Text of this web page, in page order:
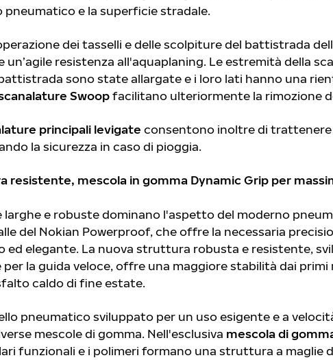
pneumatico e la superficie stradale.
dei tasselli e delle scolpiture del battistrada
un’agile resistenza all'aquaplaning. Le estremità della
sono state allargate e i loro lati hanno una
Swoopfacilitano ulteriormente la rimozione
principali levigate consentono inoltre di
la sicurezza in caso di pioggia.
resistente, mescola in gomma Dynamic Grip per
e robuste dominano l'aspetto del moderno
del Nokian Powerproof, che offre la necessaria
ed elegante. La nuova struttura robusta e resistente,
la guida veloce, offre una maggiore stabilità dai primi
caldo di fine estate.
pneumatico sviluppato per un uso esigente e a
mescole di gomma. Nell'esclusiva mescola di
funzionali e i polimeri formano una struttura a maglie